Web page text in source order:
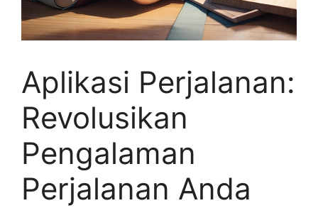
Aplikasi Perjalanan:
Revolusikan
Pengalaman
Perjalanan Anda